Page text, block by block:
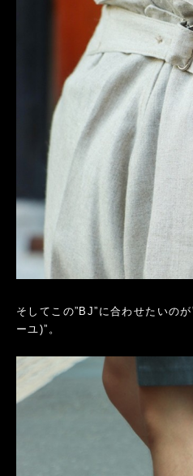
そしてこの”BJ”に合わせたいの
ーユ)”。